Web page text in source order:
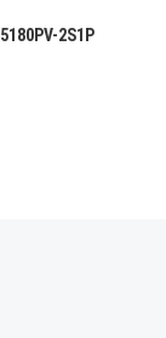
2S1P